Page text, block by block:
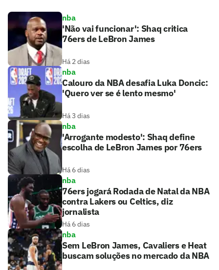
nba
'Não vai funcionar': Shaq critica
76ers de LeBron James
Há 2 dias
nba
Calouro da NBA desafia Luka Doncic:
'Quero ver se é lento mesmo'
Há 3 dias
nba
'Arrogante modesto': Shaq define
escolha de LeBron James por 76ers
Há 6 dias
nba
76ers jogará Rodada de Natal da NBA
contra Lakers ou Celtics, diz
jornalista
Há 6 dias
nba
Sem LeBron James, Cavaliers e Heat
buscam soluções no mercado da NBA